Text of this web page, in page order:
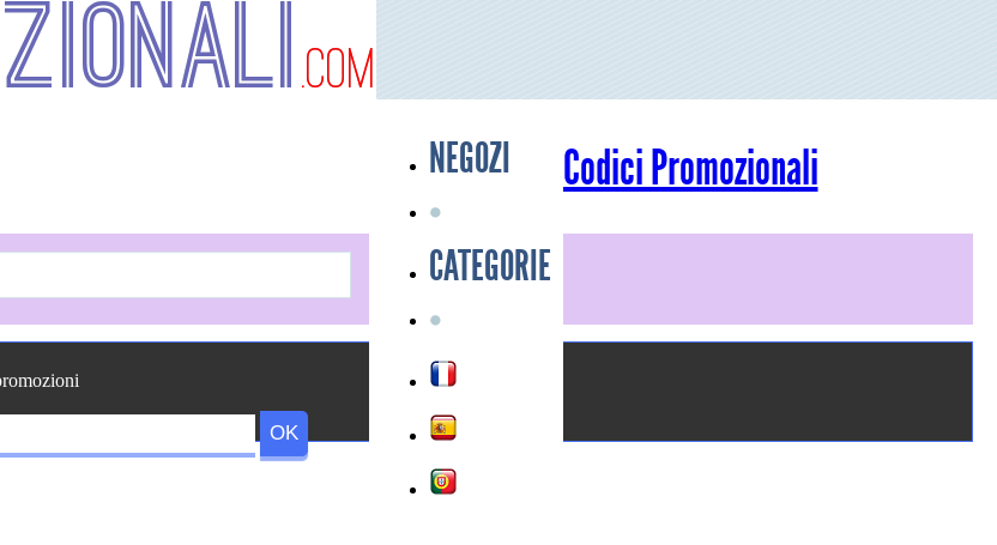
.com
Codici Promozionali
NEGOZI
CATEGORIE